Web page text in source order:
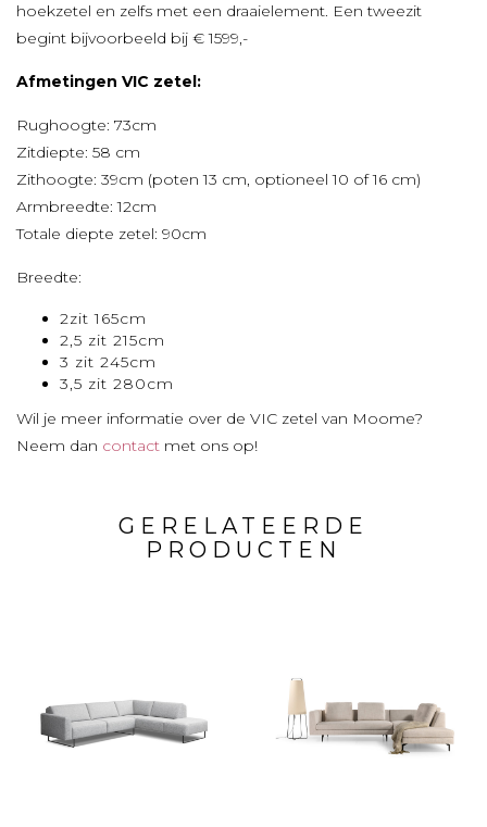
hoekzetel en zelfs met een draaielement. Een tweezit
begint bijvoorbeeld bij € 1599,-
Afmetingen VIC zetel:
Rughoogte: 73cm
Zitdiepte: 58 cm
Zithoogte: 39cm (poten 13 cm, optioneel 10 of 16 cm)
Armbreedte: 12cm
Totale diepte zetel: 90cm
Breedte:
2zit 165cm
2,5 zit 215cm
3 zit 245cm
3,5 zit 280cm
Wil je meer informatie over de VIC zetel van Moome?
Neem dan contact met ons op!
GERELATEERDE
PRODUCTEN